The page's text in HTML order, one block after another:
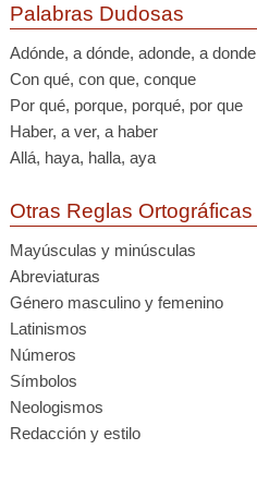
Palabras Dudosas
Adónde, a dónde, adonde, a donde
Con qué, con que, conque
Por qué, porque, porqué, por que
Haber, a ver, a haber
Allá, haya, halla, aya
Otras Reglas Ortográficas
Mayúsculas y minúsculas
Abreviaturas
Género masculino y femenino
Latinismos
Números
Símbolos
Neologismos
Redacción y estilo